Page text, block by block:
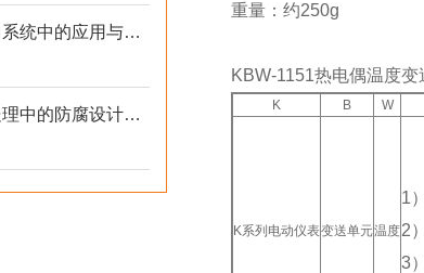
电力仪表在现代电力系统中的应用与发展
防爆热电偶在污水处理中的防腐设计研究
重量：约250g
KBW-1151热电偶温度变
K B W
K系列电动仪表变送单元温度
1
2
3